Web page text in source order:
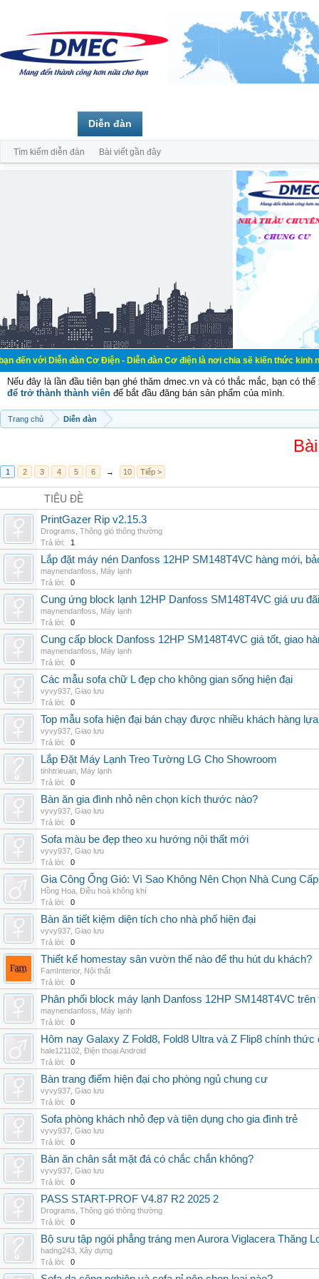
đàn Cơ Điện - Diễn đàn Cơ điện là nơi chia sẽ kiến thức kinh nghiệm
Nếu đây là lần đầu tiên bạn ghé thăm dmec.vn và có thắc mắc, bạn có
để trở thành thành viên để bắt đầu đăng bán sản phẩm của mình.
Trang chủ Diễn đàn
1 2 3 4 5 6 → 10 Tiếp >
TIÊU ĐỀ
PrintGazer Rip v2.15.3
Drograms Thông gió thông thường
Trả lời:
1
Lắp đặt máy nén Danfoss 12HP SM148T4VC hàng mới,
maynendanfoss
Máy lạnh
Trả lời:
0
Cung ứng block lạnh 12HP Danfoss SM148T4VC giá ưu
maynendanfoss
Máy lạnh
Trả lời:
0
Cung cấp block Danfoss 12HP SM148T4VC giá tốt, giao
maynendanfoss
Máy lạnh
Trả lời:
0
Các mẫu sofa chữ L đẹp cho không gian sống hiện đại
vyvy937 Giao lưu
Trả lời:
0
Top mẫu sofa hiện đại bán chạy được nhiều khách hàng
vyvy937 Giao lưu
Trả lời:
0
Lắp Đặt Máy Lạnh Treo Tường LG Cho Showroom
tinhtrieuan Máy lạnh
Trả lời:
0
Bàn ăn gia đình nhỏ nên chọn kích thước nào?
vyvy937 Giao lưu
Trả lời:
0
Sofa màu be đẹp theo xu hướng nội thất mới
vyvy937 Giao lưu
Trả lời:
0
Gia Công Ống Gió: Vì Sao Không Nên Chọn Nhà Cung
Hồng Hoa Điều hoà không khí
Trả lời:
0
Bàn ăn tiết kiệm diện tích cho nhà phố hiện đại
vyvy937 Giao lưu
Trả lời:
0
Thiết kế homestay sân vườn thế nào để thu hút du khách?
FamInterior, Nội thất
Trả lời:
0
Phân phối block máy lạnh Danfoss 12HP SM148T4VC
maynendanfoss
Máy lạnh
Trả lời:
0
Hôm nay Galaxy Z Fold8, Fold8 Ultra và Z Flip8 chính
hale121102 Điện thoại Android
Trả lời:
0
Bàn trang điểm hiện đại cho phòng ngủ chung cư
vyvy937 Giao lưu
Trả lời:
0
Sofa phòng khách nhỏ đẹp và tiện dụng cho gia đình trẻ
vyvy937 Giao lưu
Trả lời:
0
Bàn ăn chân sắt mặt đá có chắc chắn không?
vyvy937 Giao lưu
Trả lời:
0
PASS START-PROF V4.87 R2 2025 2
Drograms Thông gió thông thường
Trả lời:
0
Bộ sưu tập ngói phẳng tráng men Aurora Viglacera Thăng
hadng243 Xây dựng
Trả lời:
0
Diễn đàn
Tìm kiếm diễn đàn Bài viết gần đây